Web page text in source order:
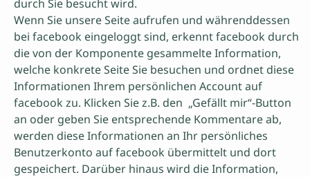
durch Sie besucht wird.
Wenn Sie unsere Seite aufrufen und währenddessen
bei facebook eingeloggt sind, erkennt facebook durch
die von der Komponente gesammelte Information,
welche konkrete Seite Sie besuchen und ordnet diese
Informationen Ihrem persönlichen Account auf
facebook zu. Klicken Sie z.B. den „Gefällt mir“-Button
an oder geben Sie entsprechende Kommentare ab,
werden diese Informationen an Ihr persönliches
Benutzerkonto auf facebook übermittelt und dort
gespeichert. Darüber hinaus wird die Information,